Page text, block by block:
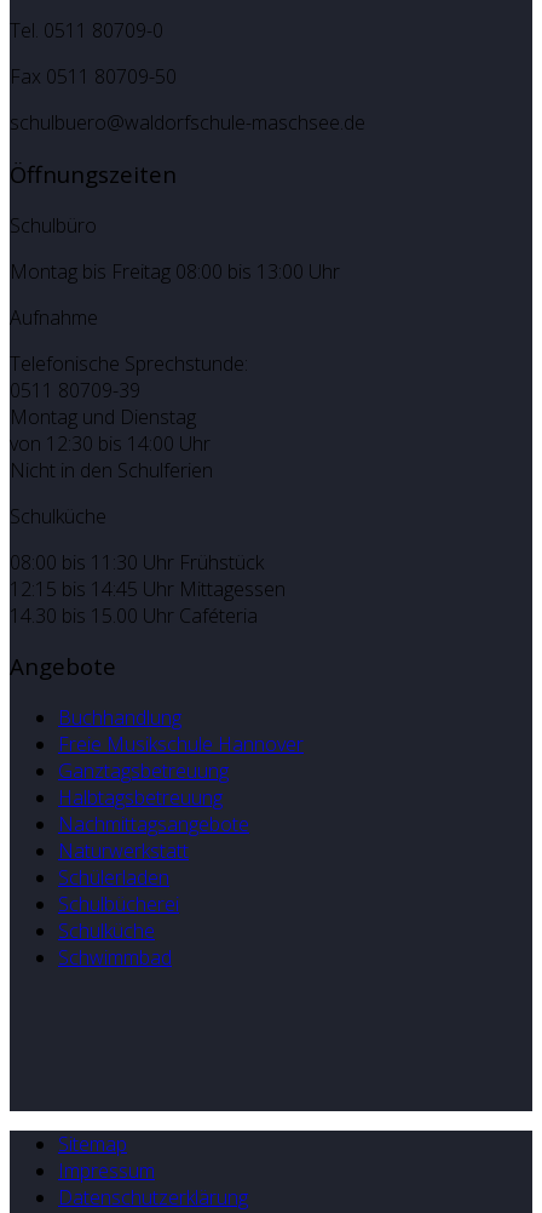
Tel. 0511 80709-0
Fax 0511 80709-50
schulbuero@waldorfschule-maschsee.de
Öffnungszeiten
Schulbüro
Montag bis Freitag 08:00 bis 13:00 Uhr
Aufnahme
Telefonische Sprechstunde:
0511 80709-39
Montag und Dienstag
von 12:30 bis 14:00 Uhr
Nicht in den Schulferien
Schulküche
08:00 bis 11:30 Uhr Frühstück
12:15 bis 14:45 Uhr Mittagessen
14.30 bis 15.00 Uhr Caféteria
Angebote
Buchhandlung
Freie Musikschule Hannover
Ganztagsbetreuung
Halbtagsbetreuung
Nachmittagsangebote
Naturwerkstatt
Schülerladen
Schulbücherei
Schulküche
Schwimmbad
Sitemap
Impressum
Datenschutzerklärung